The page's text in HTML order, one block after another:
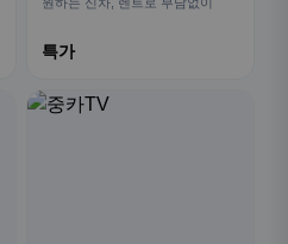
특가